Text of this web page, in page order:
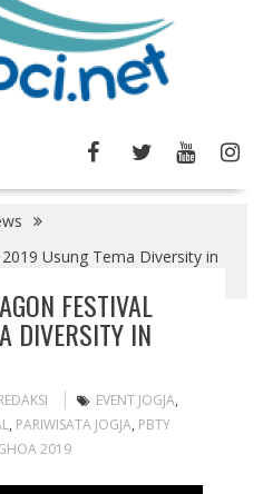
Usung Tema Diversity in
FESTIVAL
DIVERSITY IN
EVENT JOGJA,
, PARIWISATA JOGJA, PBTY
2019